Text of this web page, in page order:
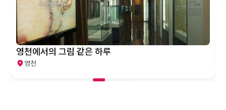
영천에서의 그림 같은 하루
영천